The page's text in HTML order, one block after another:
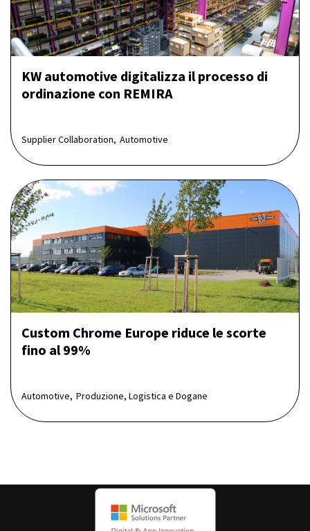
KW automotive digitalizza il processo di
ordinazione con REMIRA
Supplier Collaboration, Automotive
Custom Chrome Europe riduce le scorte
fino al 99%
Automotive, Produzione, Logistica e Dogane